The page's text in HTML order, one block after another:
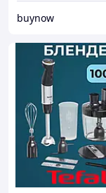
buynow